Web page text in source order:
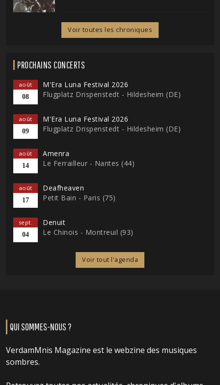
Voir toutes les chroniques
PROCHAINS CONCERTS
août
08
M'Era Luna Festival 2026
Flugplatz Drispenstedt - Hildesheim (DE)
août
09
M'Era Luna Festival 2026
Flugplatz Drispenstedt - Hildesheim (DE)
août
14
Amenra
Le Ferrailleur - Nantes (44)
août
17
Deafheaven
Petit Bain - Paris (75)
sept.
04
Denuit
Le Chinois - Montreuil (93)
Voir tout l'agenda
QUI SOMMES-NOUS ?
VerdamMnis Magazine est le webzine des musiques
sombres.